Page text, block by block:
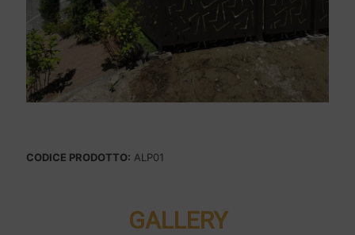
CODICE PRODOTTO: ALP01
GALLERY